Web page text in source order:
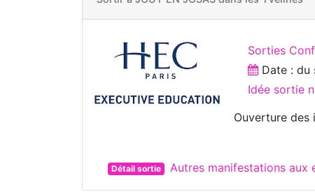
Sorties
Date : du
Idée sortie
Ouverture des
Détail sortie Autres manifestations aux